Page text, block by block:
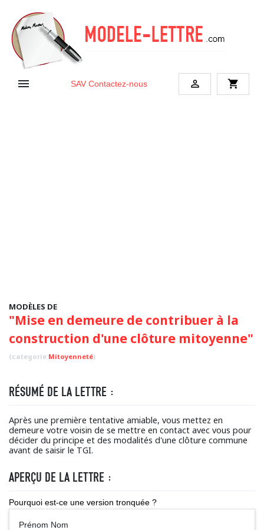
 SAV Contactez-nous  shopping_cart
MODÈLES DE
"Mise en demeure de contribuer à la
construction d'une clôture mitoyenne"
(categorie Mitoyenneté)
RÉSUMÉ DE LA LETTRE :
Après une première tentative amiable, vous mettez en
demeure votre voisin de se mettre en contact avec vous pour
décider du principe et des modalités d'une clôture commune
avant de saisir le TGI.
APERÇU DE LA LETTRE :
Pourquoi est-ce une version tronquée ?
Prénom Nom